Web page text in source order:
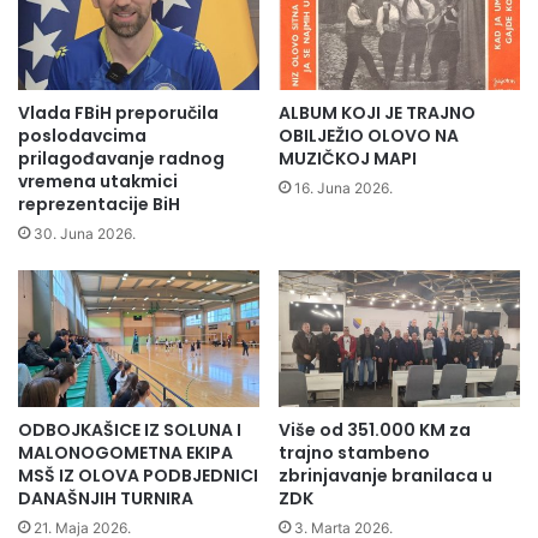
Na popisu gradova kojima su se zahvalili za širenje
sevdaha je i Olovo gdje su početkom ove godine održali
koncert u Centru za kulturu i informisanje.Vrijedno je
izdvojiti da će Divanhana zauzeti učešće na Javnom
dočeku Nove Godine u Novom Sadu, na Trgu slobode.
Nastup benda planiran je od 20:30 sati.
n
o
g
o
d
i
n
m
p
a
k
e
t
i
ć
n
a
m
b
l
B
o
s
n
l
k
-
a
Vlada FBiH preporučila
poslodavcima
prilagođavanje radnog
vremena utakmici
reprezentacije BiH
30. Juna 2026.
ALBUM KOJI JE TRAJNO
OBILJEŽIO OLOVO NA
MUZIČKOJ MAPI
16. Juna 2026.
ODBOJKAŠICE IZ SOLUNA I
MALONOGOMETNA EKIPA
MSŠ IZ OLOVA PODBJEDNICI
DANAŠNJIH TURNIRA
21. Maja 2026.
Više od 351.000 KM za
trajno stambeno
zbrinjavanje branilaca u
ZDK
3. Marta 2026.